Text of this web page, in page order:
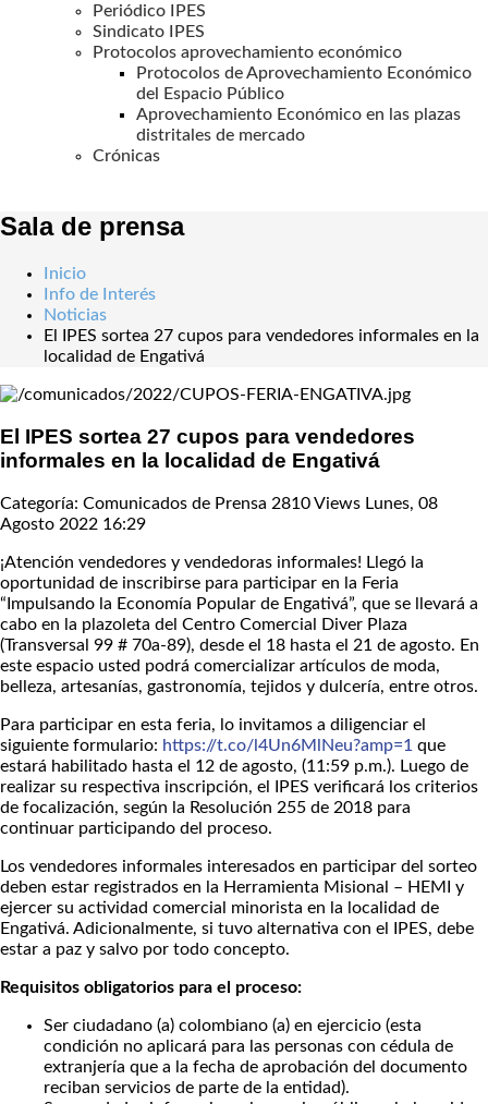
Periódico IPES
Sindicato IPES
Protocolos aprovechamiento económico
Protocolos de Aprovechamiento Económico
del Espacio Público
Aprovechamiento Económico en las plazas
distritales de mercado
Crónicas
Sala de prensa
Inicio
Info de Interés
Noticias
El IPES sortea 27 cupos para vendedores informales en la
localidad de Engativá
El IPES sortea 27 cupos para vendedores
informales en la localidad de Engativá
Categoría: Comunicados de Prensa 2810 Views Lunes, 08
Agosto 2022 16:29
¡Atención vendedores y vendedoras informales! Llegó la
oportunidad de inscribirse para participar en la Feria
“Impulsando la Economía Popular de Engativá”, que se llevará a
cabo en la plazoleta del Centro Comercial Diver Plaza
(Transversal 99 # 70a-89), desde el 18 hasta el 21 de agosto. En
este espacio usted podrá comercializar artículos de moda,
belleza, artesanías, gastronomía, tejidos y dulcería, entre otros.
Para participar en esta feria, lo invitamos a diligenciar el
siguiente formulario: https://t.co/l4Un6MlNeu?amp=1 que
estará habilitado hasta el 12 de agosto, (11:59 p.m.). Luego de
realizar su respectiva inscripción, el IPES verificará los criterios
de focalización, según la Resolución 255 de 2018 para
continuar participando del proceso.
Los vendedores informales interesados en participar del sorteo
deben estar registrados en la Herramienta Misional – HEMI y
ejercer su actividad comercial minorista en la localidad de
Engativá. Adicionalmente, si tuvo alternativa con el IPES, debe
estar a paz y salvo por todo concepto.
Requisitos obligatorios para el proceso:
Ser ciudadano (a) colombiano (a) en ejercicio (esta
condición no aplicará para las personas con cédula de
extranjería que a la fecha de aprobación del documento
reciban servicios de parte de la entidad).